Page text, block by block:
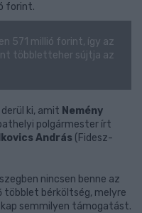
forint.
571 millió forint, így az
többletteher sújtja az
ki, amit Nemény
polgármester írt
András (Fidesz-
nincsen benne az
többlet bérköltség, melyre
semmilyen támogatást.